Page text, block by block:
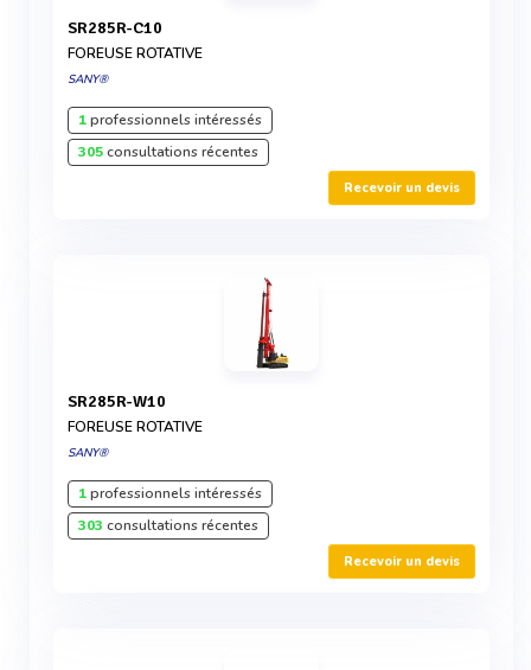
SR285R-C10
FOREUSE ROTATIVE
SANY®
1professionnels intéressés
305consultations récentes
Recevoir un devis
SR285R-W10
FOREUSE ROTATIVE
SANY®
1professionnels intéressés
303 consultations récentes
Recevoir un devis